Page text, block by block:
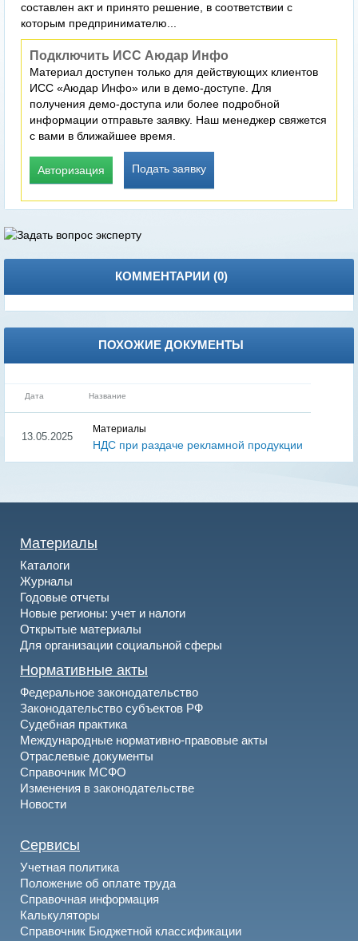
составлен акт и принято решение, в соответствии с
которым предпринимателю...
Подключить ИСС Аюдар Инфо
Материал доступен только для действующих клиентов
ИСС «Аюдар Инфо» или в демо-доступе. Для
получения демо-доступа или более подробной
информации отправьте заявку. Наш менеджер свяжется
с вами в ближайшее время.
Авторизация Подать заявку
КОММЕНТАРИИ (0)
ПОХОЖИЕ ДОКУМЕНТЫ
Дата Название
13.05.2025
Материалы
НДС при раздаче рекламной продукции
Материалы
Каталоги
Журналы
Годовые отчеты
Новые регионы: учет и налоги
Открытые материалы
Для организации социальной сферы
Нормативные акты
Федеральное законодательство
Законодательство субъектов РФ
Судебная практика
Международные нормативно-правовые акты
Отраслевые документы
Справочник МСФО
Изменения в законодательстве
Новости
Сервисы
Учетная политика
Положение об оплате труда
Справочная информация
Калькуляторы
Справочник Бюджетной классификации